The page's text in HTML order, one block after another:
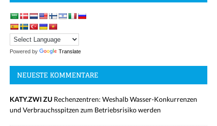
Powered by Translate
NEUESTE KOMMENTARE
KATY.ZWI ZU Rechenzentren: Weshalb Wasser-Konkurrenzen
und Verbrauchsspitzen zum Betriebsrisiko werden